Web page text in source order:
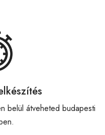
belül átveheted budapesti